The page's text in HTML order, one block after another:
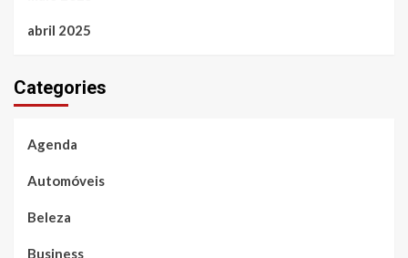
abril 2025
Categories
Agenda
Automóveis
Beleza
Business